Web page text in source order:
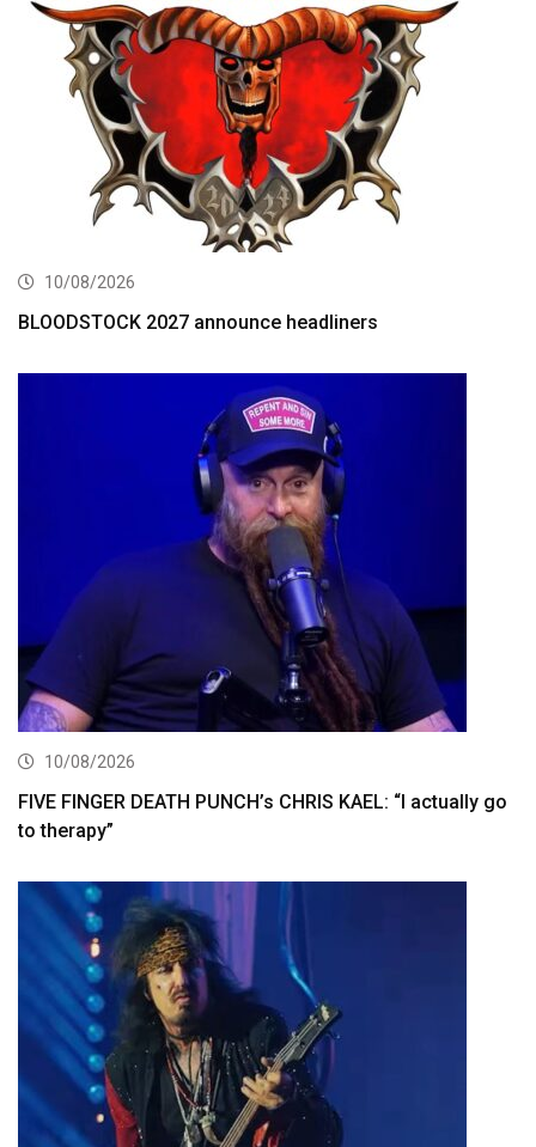
10/08/2026
BLOODSTOCK 2027 announce headliners
10/08/2026
FIVE FINGER DEATH PUNCH’s CHRIS KAEL: “I actually go
to therapy”